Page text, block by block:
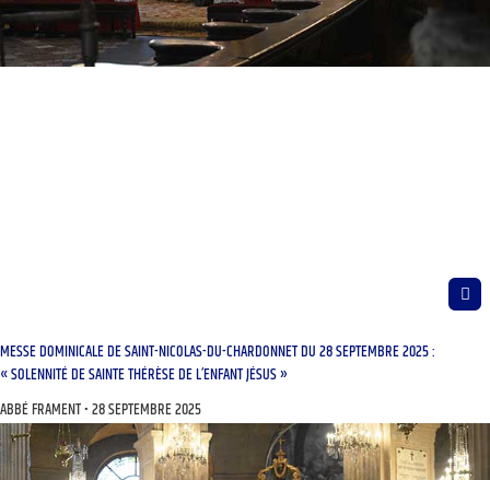
MESSE DOMINICALE DE SAINT-NICOLAS-DU-CHARDONNET DU 28 SEPTEMBRE 2025 :
« SOLENNITÉ DE SAINTE THÉRÈSE DE L’ENFANT JÉSUS »
ABBÉ FRAMENT 28 SEPTEMBRE 2025